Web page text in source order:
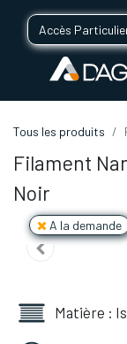
Accès
Tous les produits
Filament
Noir
A la demande
Matière :